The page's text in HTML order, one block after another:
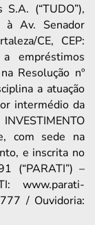
(“TUDO”),
à Av. Senador
CE, CEP:
empréstimos
Resolução nº
a atuação
intermédio da
com sede na
e inscrita no
(“PARATI”) –
www.parati-
/ Ouvidoria: